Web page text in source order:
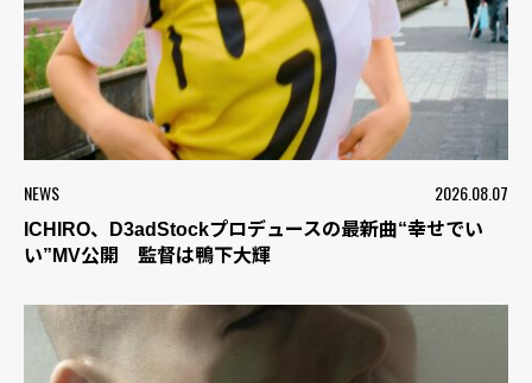
NEWS 2026.08.07
ICHIRO、D3adStockプロデュースの最新曲“幸せでい
い”MV公開 監督は鴨下大輝